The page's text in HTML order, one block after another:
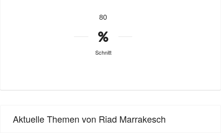
80
Schnitt
Aktuelle Themen von Riad Marrakesch